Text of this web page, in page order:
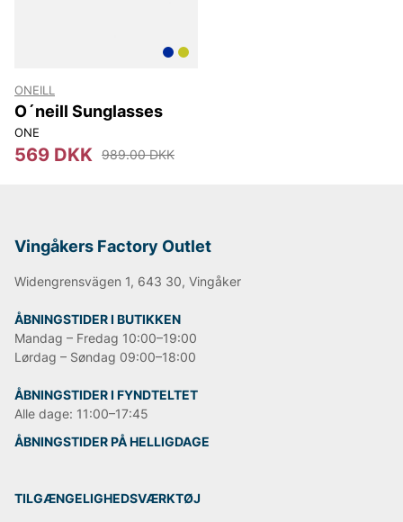
ONEILL
O´neill Sunglasses
ONE
569 DKK 989.00 DKK
Vingåkers Factory Outlet
Widengrensvägen 1, 643 30, Vingåker
ÅBNINGSTIDER I BUTIKKEN
Mandag – Fredag 10:00–19:00
Lørdag – Søndag 09:00–18:00
ÅBNINGSTIDER I FYNDTELTET
Alle dage: 11:00–17:45
ÅBNINGSTIDER PÅ HELLIGDAGE
TILGÆNGELIGHEDSVÆRKTØJ